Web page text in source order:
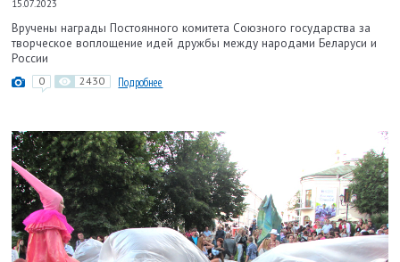
15.07.2023
Вручены награды Постоянного комитета Союзного государства за
творческое воплощение идей дружбы между народами Беларуси и
России
0 2430 Подробнее